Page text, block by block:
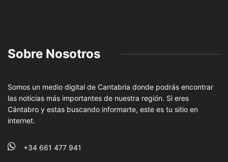
Sobre Nosotros
Somos un medio digital de Cantabria donde podrás encontrar
las noticias más importantes de nuestra región. Si eres
Cántabro y estas buscando informarte, este es tu sitio en
internet.
+34 661 477 941